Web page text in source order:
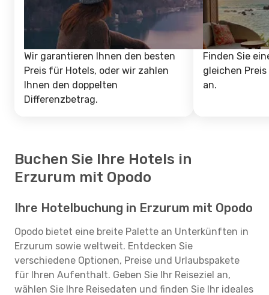
Wir garantieren Ihnen den besten
Preis für Hotels, oder wir zahlen
Ihnen den doppelten
Differenzbetrag.
Finden Sie
gleichen
an.
Buchen Sie Ihre Hotels in
Erzurum mit Opodo
Ihre Hotelbuchung in Erzurum mit Opodo
Opodo bietet eine breite Palette an Unterkünften in
Erzurum sowie weltweit. Entdecken Sie
verschiedene Optionen, Preise und Urlaubspakete
für Ihren Aufenthalt. Geben Sie Ihr Reiseziel an,
wählen Sie Ihre Reisedaten und finden Sie Ihr ideales